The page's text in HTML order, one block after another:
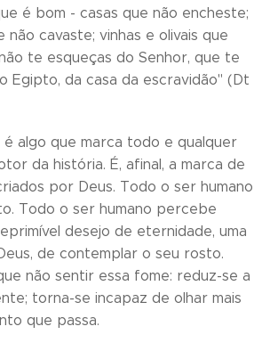
é bom - casas que não encheste;
cavaste; vinhas e olivais que
te esqueças do Senhor, que te
Egipto, da casa da escravidão" (Dt
é algo que marca todo e qualquer
da história. É, afinal, a marca de
por Deus. Todo o ser humano
Todo o ser humano percebe
desejo de eternidade, uma
de contemplar o seu rosto.
não sentir essa fome: reduz-se a
torna-se incapaz de olhar mais
que passa.